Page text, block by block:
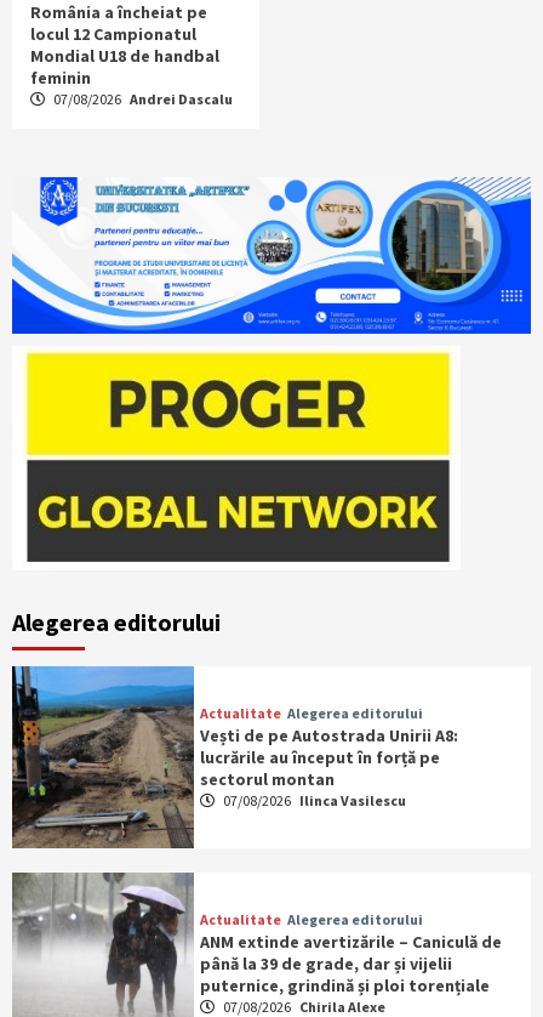
România a încheiat pe
locul 12 Campionatul
Mondial U18 de handbal
feminin
07/08/2026 Andrei Dascalu
Alegerea editorului
Actualitate Alegerea editorului
Vești de pe Autostrada Unirii A8:
lucrările au început în forță pe
sectorul montan
07/08/2026 Ilinca Vasilescu
Actualitate Alegerea editorului
ANM extinde avertizările – Caniculă de
până la 39 de grade, dar și vijelii
puternice, grindină și ploi torențiale
07/08/2026 Chirila Alexe